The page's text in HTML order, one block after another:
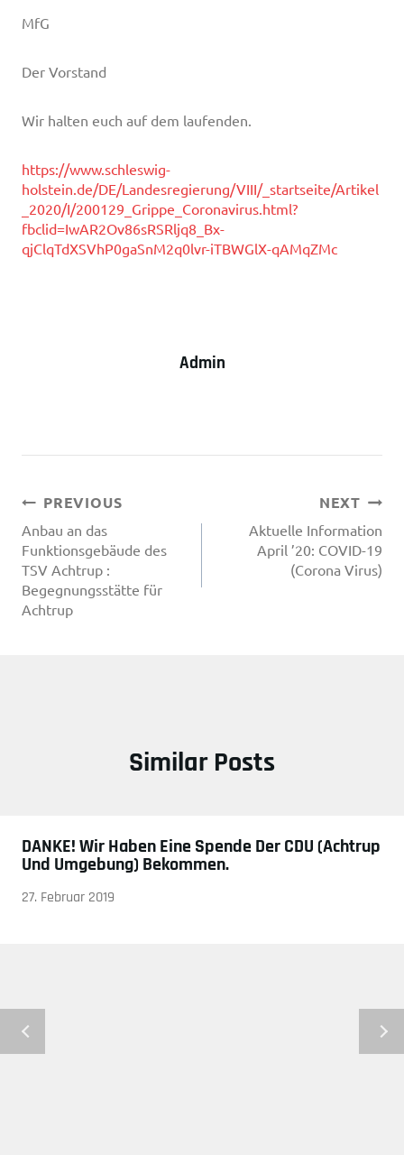
MfG
Der Vorstand
Wir halten euch auf dem laufenden.
https://www.schleswig-
holstein.de/DE/Landesregierung/VIII/_startseite/Artikel
_2020/I/200129_Grippe_Coronavirus.html?
fbclid=IwAR2Ov86sRSRljq8_Bx-
qjClqTdXSVhP0gaSnM2q0lvr-iTBWGlX-qAMqZMc
Admin
Beitragsnavigation
PREVIOUS
Anbau an das
Funktionsgebäude des
TSV Achtrup :
Begegnungsstätte für
Achtrup
NEXT
Aktuelle Information
April ’20: COVID-19
(Corona Virus)
Similar Posts
DANKE! Wir Haben Eine Spende Der CDU (Achtrup
Und Umgebung) Bekommen.
27. Februar 2019